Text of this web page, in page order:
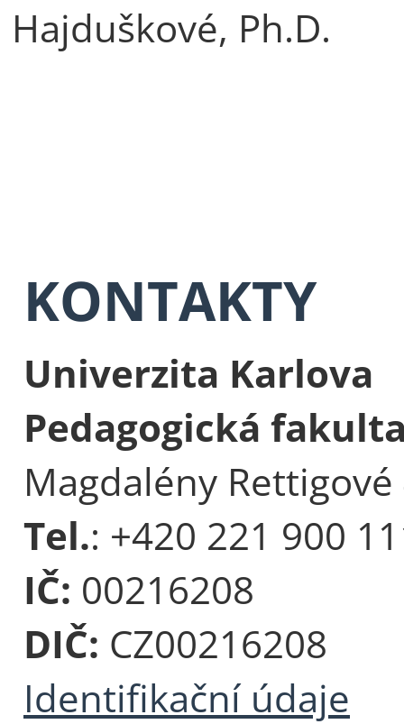
Hajduškové, Ph.D.
KONTAKTY
Univerzita Karlova
Pedagogická
Magdalény
Tel.: +420 221 900
IČ: 00216208
DIČ: CZ00216208
Identifikační údaje